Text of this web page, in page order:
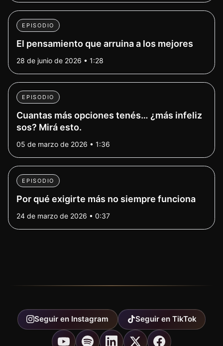
EPISODIO
El pensamiento que arruina a los mejores
28 de junio de 2026 • 1:28
EPISODIO
Cuantas más opciones tenés… ¿más infeliz
sos? Mirá esto.
05 de marzo de 2026 • 1:36
EPISODIO
Por qué exigirte más no siempre funciona
24 de marzo de 2026 • 0:37
Seguir en Instagram Seguir en TikTok